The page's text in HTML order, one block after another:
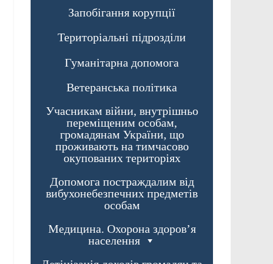
Запобігання корупції
Територіальні підрозділи
Гуманітарна допомога
Ветеранська політика
Учасникам війни, внутрішньо
переміщеним особам,
громадянам України, що
проживають на тимчасово
окупованих територіях
Допомога постраждалим від
вибухонебезпечних предметів
особам
Медицина. Охорона здоров’я
населення